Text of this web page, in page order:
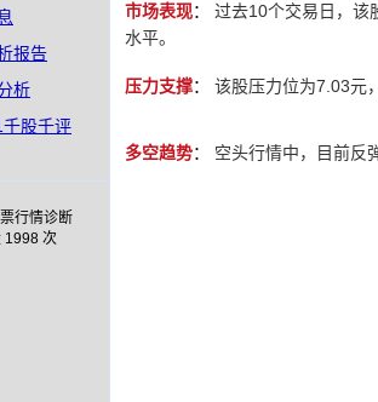
报告
析
股千评
行情诊断
1998 次
市场表现：
过去10个交易日，该
水平。
压力支撑： 该股压力位为7.03元
多空趋势： 空头行情中，目前反